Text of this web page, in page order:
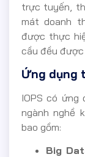
trực tuyến,
mát doanh
được thực
cầu đều
Ứng dụng
IOPS có ứng
ngành nghề
bao gồm:
Big